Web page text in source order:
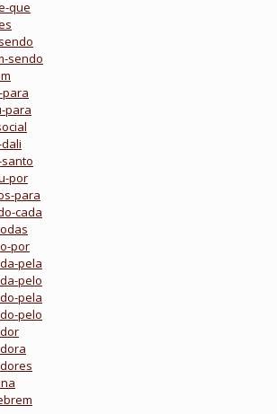
que
sendo
para
por
para
cada
por
pela
pelo
pela
pelo